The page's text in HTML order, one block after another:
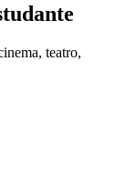
teatro,